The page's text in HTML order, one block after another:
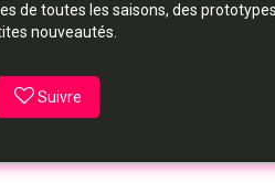
de toutes les saisons, des
nouveautés.
Suivre